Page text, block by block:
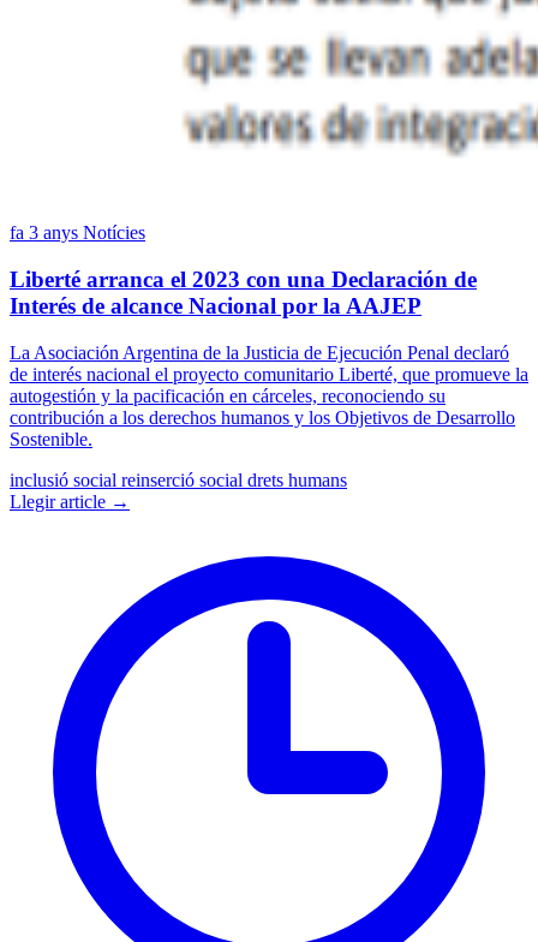
fa 3 anys Notícies
Liberté arranca el 2023 con una Declaración de
Interés de alcance Nacional por la AAJEP
La Asociación Argentina de la Justicia de Ejecución Penal declaró
de interés nacional el proyecto comunitario Liberté, que promueve la
autogestión y la pacificación en cárceles, reconociendo su
contribución a los derechos humanos y los Objetivos de Desarrollo
Sostenible.
inclusió social reinserció social drets humans
Llegir article →